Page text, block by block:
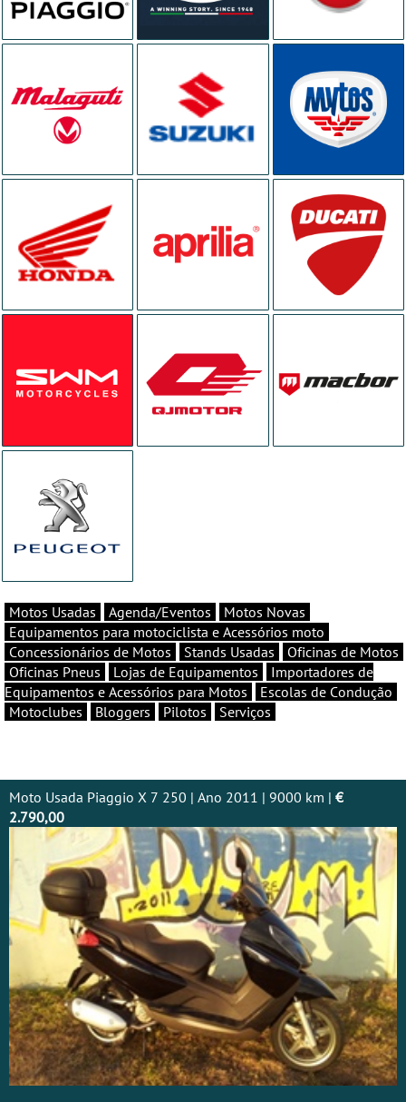
Motos Usadas Agenda/Eventos
Motos Novas
Equipamentos para motociclista e Acessórios moto
Concessionários de Motos
Stands Usadas
Oficinas de Motos
Oficinas Pneus
Lojas de Equipamentos
Importadores de
Equipamentos e Acessórios para Motos
Escolas de Condução
Motoclubes
Bloggers Pilotos Serviços
Moto Usada Piaggio X 7 250 | Ano 2011 | 9000 km | €
2.790,00